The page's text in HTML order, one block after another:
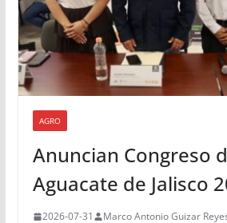
AGRO
Anuncian Congreso
Aguacate de Jalisco
2026-07-31 Marco Antonio Guizar